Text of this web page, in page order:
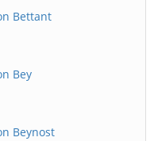
Bettant
Bey
Beynost